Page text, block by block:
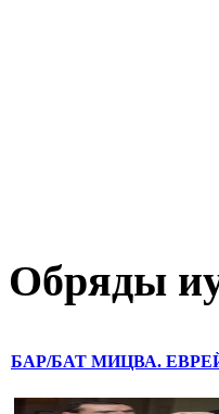
Обряды
БАР/БАТ МИЦВА.